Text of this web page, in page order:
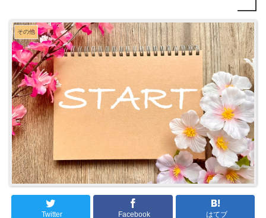
その他
Twitter Facebook はてブ